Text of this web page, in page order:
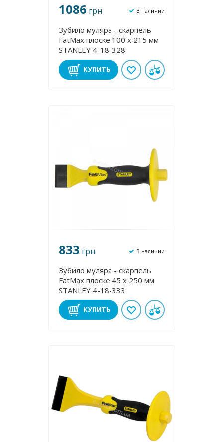
1086 грн В наличии
Зубило муляра - скарпель
FatMax плоске 100 х 215 мм
STANLEY 4-18-328
КУПИТЬ
833 грн В наличии
Зубило муляра - скарпель
FatMax плоске 45 х 250 мм
STANLEY 4-18-333
КУПИТЬ